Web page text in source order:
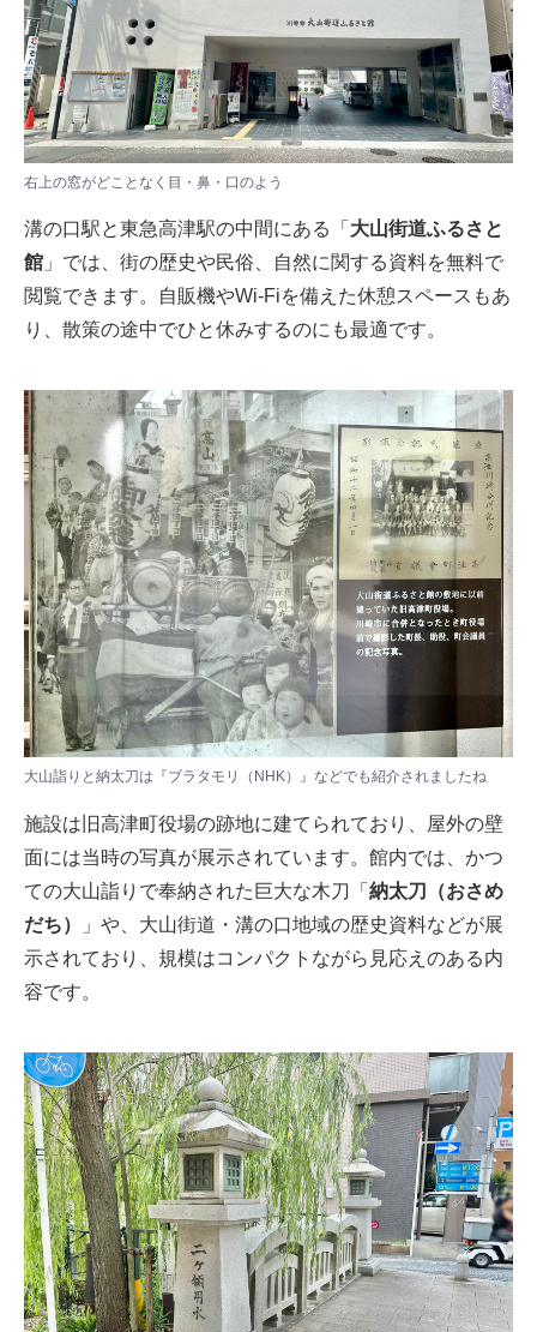
右上の窓がどことなく目・鼻・口のよう
溝の口駅と東急高津駅の中間にある「 大山街道ふるさと
館 」では、街の歴史や民俗、自然に関する資料を無料で
閲覧できます。自販機やWi-Fiを備えた休憩スペースもあ
り、散策の途中でひと休みするのにも最適です。
大山詣りと納太刀は『ブラタモリ（NHK）』などでも紹介されましたね
施設は旧高津町役場の跡地に建てられており、屋外の壁
面には当時の写真が展示されています。館内では、かつ
ての大山詣りで奉納された巨大な木刀「 納太刀（おさめ
だち）
」や、大山街道・溝の口地域の歴史資料などが展
示されており、規模はコンパクトながら見応えのある内
容です。